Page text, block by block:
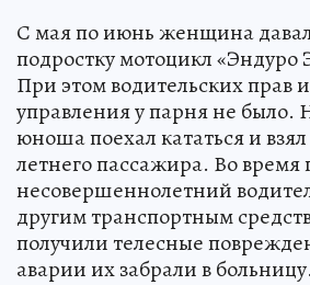
С мая по июнь женщина
подростку мотоцикл «Эндуро
При этом водительских прав
управления у парня не было.
юноша поехал кататься и
летнего пассажира. Во время
несовершеннолетний
другим транспортным
получили телесные
аварии их забрали в больницу.